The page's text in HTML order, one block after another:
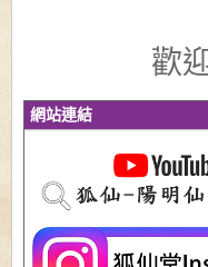
歡
網站連結